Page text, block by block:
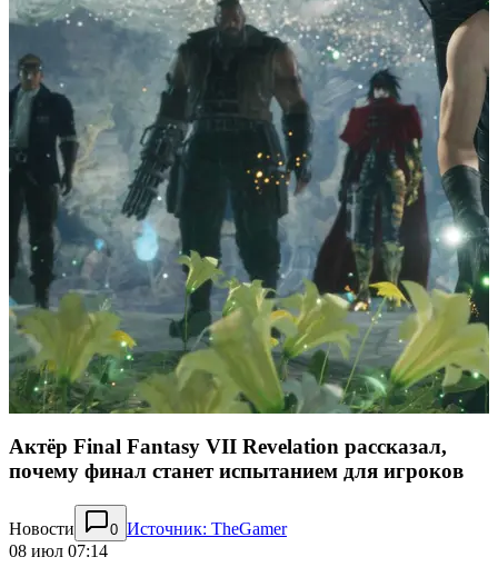
Актёр Final Fantasy VII Revelation рассказал,
почему финал станет испытанием для игроков
Новости 0 Источник: TheGamer
08 июл 07:14